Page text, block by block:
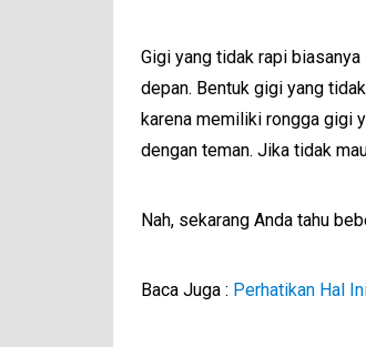
Gigi yang tidak rapi
depan. Bentuk gigi yang
karena memiliki rongga gigi
dengan teman. Jika tidak
Nah, sekarang Anda tahu
Baca Juga : Perhatikan Hal